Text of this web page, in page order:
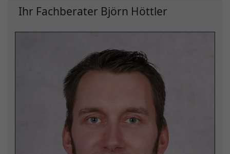
Ihr Fachberater Björn Höttler